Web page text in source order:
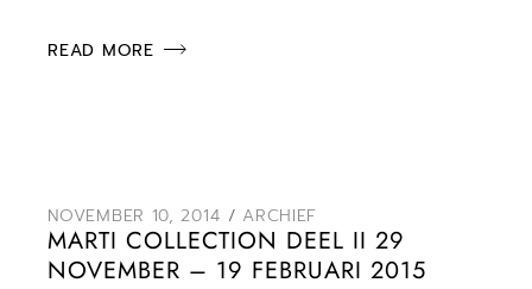
READ MORE
NOVEMBER 10, 2014 ARCHIEF
MARTI COLLECTION DEEL II 29
NOVEMBER – 19 FEBRUARI 2015